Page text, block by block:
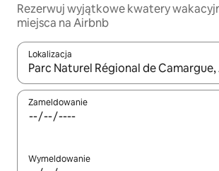
Rezerwuj wyjątkowe kwatery
miejsca na Airbnb
Lokalizacja
Gdy wyniki będą dostępne, możesz
Zameldowanie
Wymeldowanie